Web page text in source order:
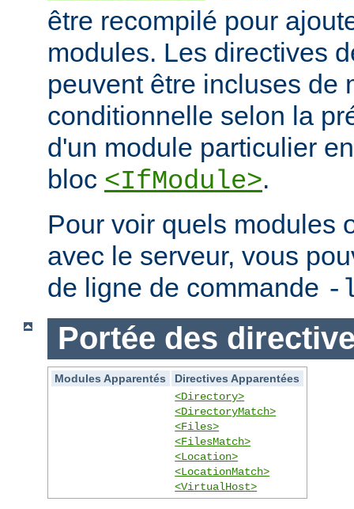
être recompilé pour
modules. Les directives
peuvent être incluses de
conditionnelle selon la
d'un module particulier
bloc <IfModule>.
Pour voir quels modules
avec le serveur, vous
de ligne de commande -
Portée des
Modules Apparentés
Directives Apparentées
<Directory>
<DirectoryMatch>
<Files>
<FilesMatch>
<Location>
<LocationMatch>
<VirtualHost>